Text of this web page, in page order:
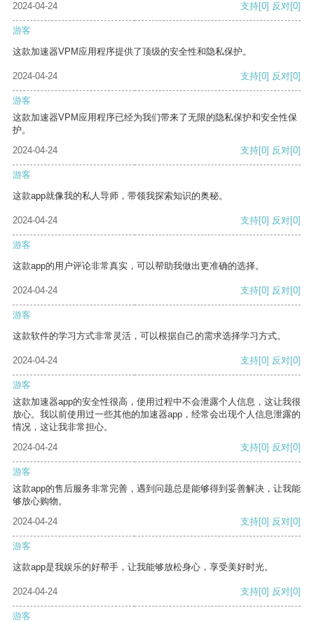
2024-04-24 支持[0] 反对[0]
游客
这款加速器VPM应用程序提供了顶级的安全性和隐私保护。
2024-04-24 支持[0] 反对[0]
游客
这款加速器VPM应用程序已经为我们带来了无限的隐私保护和安全性保
护。
2024-04-24
支持[0] 反对[0]
游客
这款app就像我的私人导师，带领我探索知识的奥秘。
2024-04-24 支持[0] 反对[0]
游客
这款app的用户评论非常真实，可以帮助我做出更准确的选择。
2024-04-24 支持[0] 反对[0]
游客
这款软件的学习方式非常灵活，可以根据自己的需求选择学习方式。
2024-04-24 支持[0] 反对[0]
游客
这款加速器app的安全性很高，使用过程中不会泄露个人信息，这让我很
放心。我以前使用过一些其他的加速器app，经常会出现个人信息泄露的
情况，这让我非常担心。
2024-04-24
支持[0] 反对[0]
游客
这款app的售后服务非常完善，遇到问题总是能够得到妥善解决，让我能
够放心购物。
2024-04-24
支持[0] 反对[0]
游客
这款app是我娱乐的好帮手，让我能够放松身心，享受美好时光。
2024-04-24 支持[0] 反对[0]
游客